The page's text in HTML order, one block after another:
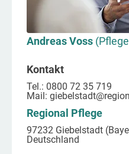
Andreas Voss
Kontakt
Tel.: 0800 72 35 719
Mail: giebelstadt
Regional Pflege
97232 Giebelstadt
Deutschland